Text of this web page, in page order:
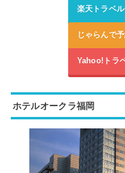
楽天トラベ
じゃらんで
Yahoo!トラ
ホテルオークラ福岡